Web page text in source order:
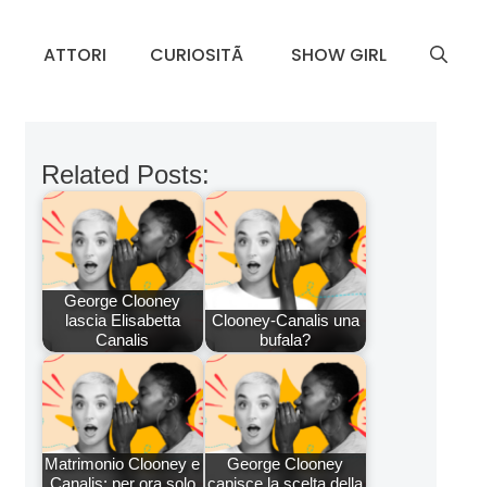
ATTORI CURIOSITÃ SHOW GIRL
Related Posts:
George Clooney
lascia Elisabetta
Canalis
Clooney-Canalis una
bufala?
Matrimonio Clooney e
George Clooney